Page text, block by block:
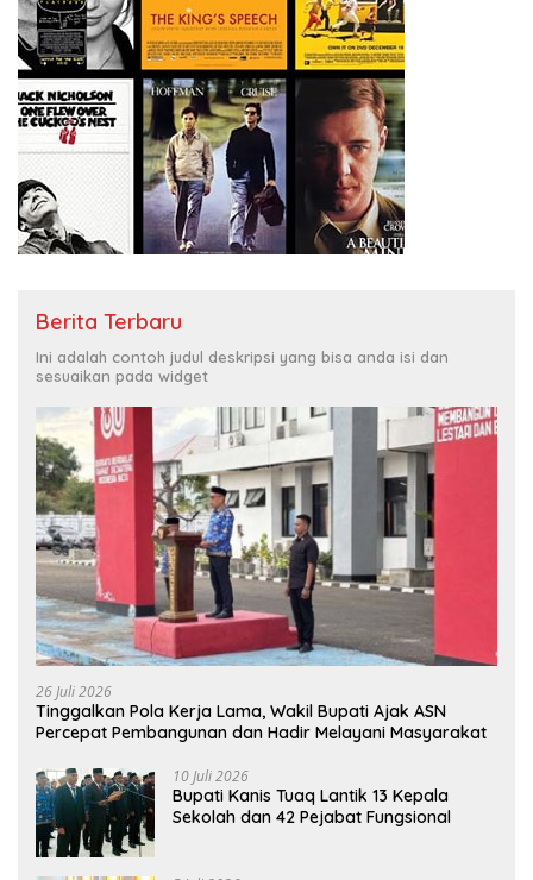
Berita Terbaru
Ini adalah contoh judul deskripsi yang bisa anda isi dan
sesuaikan pada widget
26 Juli 2026
Tinggalkan Pola Kerja Lama, Wakil Bupati Ajak ASN
Percepat Pembangunan dan Hadir Melayani Masyarakat
10 Juli 2026
Bupati Kanis Tuaq Lantik 13 Kepala
Sekolah dan 42 Pejabat Fungsional